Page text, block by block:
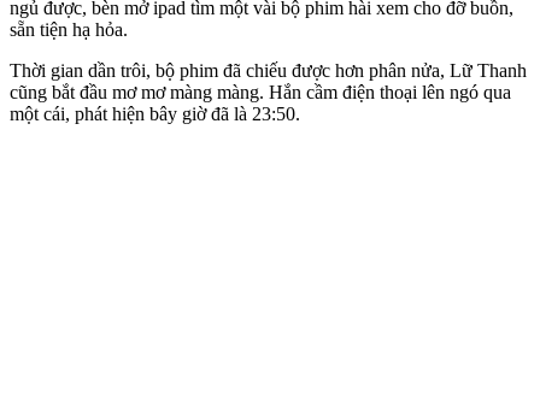
ngủ được, bèn mở ipad tìm một vài bộ phim hài xem cho đỡ buồn,
sẵn tiện hạ hỏa.
Thời gian dần trôi, bộ phim đã chiếu được hơn phân nửa, Lữ Thanh
cũng bắt đầu mơ mơ màng màng. Hắn cầm điện thoại lên ngó qua
một cái, phát hiện bây giờ đã là 23:50.